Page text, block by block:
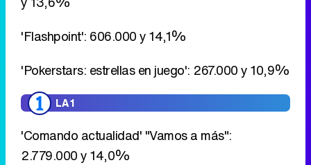
'Flashpoint': 606.000 y 14,1%
'Pokerstars: estrellas en juego': 267.000 y 10,9%
LA 1
'Comando actualidad' "Vamos a más":
2.779.000 y 14,0%